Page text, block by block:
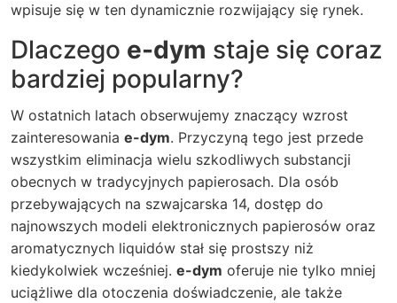
wpisuje się w ten dynamicznie rozwijający się rynek.
Dlaczego e-dym staje się coraz
bardziej popularny?
W ostatnich latach obserwujemy znaczący wzrost
zainteresowania e-dym. Przyczyną tego jest przede
wszystkim eliminacja wielu szkodliwych substancji
obecnych w tradycyjnych papierosach. Dla osób
przebywających na szwajcarska 14, dostęp do
najnowszych modeli elektronicznych papierosów oraz
aromatycznych liquidów stał się prostszy niż
kiedykolwiek wcześniej. e-dym oferuje nie tylko mniej
uciążliwe dla otoczenia doświadczenie, ale także